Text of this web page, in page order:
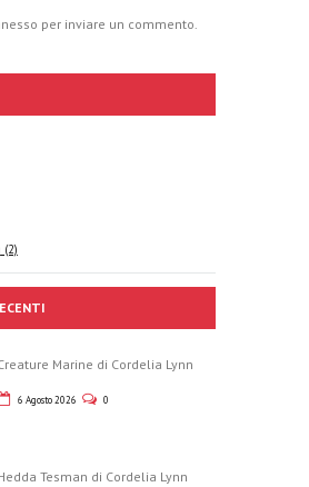
per inviare un commento.
(2)
Marine di Cordelia Lynn
6 Agosto 2026 0
Tesman di Cordelia Lynn